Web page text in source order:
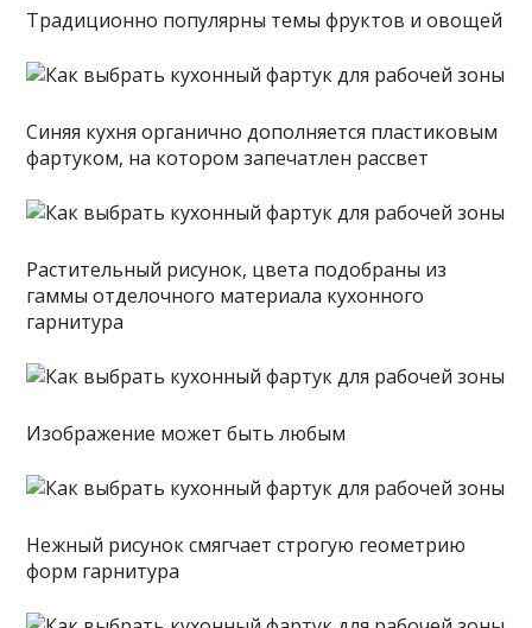
Традиционно популярны темы фруктов и овощей
Синяя кухня органично дополняется пластиковым
фартуком, на котором запечатлен рассвет
Растительный рисунок, цвета подобраны из
гаммы отделочного материала кухонного
гарнитура
Изображение может быть любым
Нежный рисунок смягчает строгую геометрию
форм гарнитура